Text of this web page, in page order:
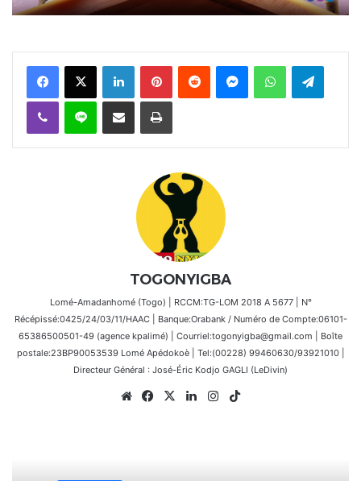
FacebookX Linkedin PinterestReddit MessengerWhatsAppTelegram
Viber Ligne Partager par email Imprimer
TOGONYIGBA
Lomé-Amadanhomé (Togo) | RCCM:TG-LOM 2018 A 5677 | N°
Récépissé:0425/24/03/11/HAAC | Banque:Orabank / Numéro de Compte:06101-
65386500501-49 (agence kpalimé) | Courriel:togonyigba@gmail.com | Boîte
postale:23BP90053539 Lomé Apédokoè | Tel:(00228) 99460630/93921010 |
Directeur Général : José-Éric Kodjo GAGLI (LeDivin)
WebsiteFacebook
X LinkedinInstagram